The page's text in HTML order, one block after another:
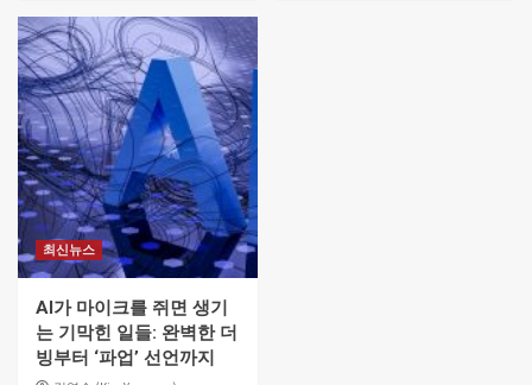
최신뉴스
AI가 마이크를 쥐면 생기
는 기막힌 일들: 완벽한 더
빙부터 ‘파업’ 선언까지